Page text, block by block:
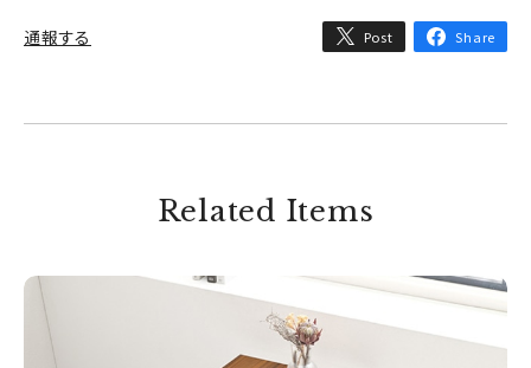
通報する Post Share
Related Items